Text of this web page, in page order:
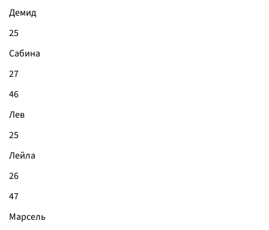
Демид
25
Сабина
27
46
Лев
25
Лейла
26
47
Марсель